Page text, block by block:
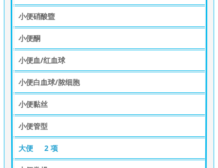
小便硝酸盬
小便酮
小便血/红血球
小便白血球/脓细胞
小便黏丝
小便管型
大便 2 项